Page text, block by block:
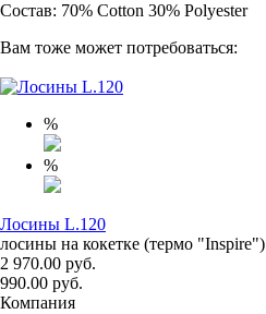
Состав: 70% Cotton 30% Polyester
Вам тоже может потребоваться:
%
%
Лосины L.120
лосины на кокетке (термо "Inspire")
2 970.00 руб.
990.00 руб.
Компания